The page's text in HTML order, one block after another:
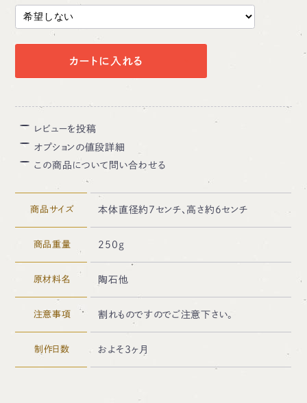
カートに入れる
レビューを投稿
オプションの値段詳細
この商品について問い合わせる
商品サイズ 本体直径約7センチ、高さ約6センチ
商品重量 250g
原材料名 陶石他
注意事項 割れものですのでご注意下さい。
制作日数 およそ3ヶ月